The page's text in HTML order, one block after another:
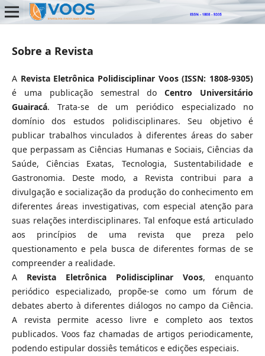
Sobre a Revista
A Revista Eletrônica Polidisciplinar Voos (ISSN: 1808-9305)
é uma publicação semestral doCentro Universitário
Guairacá. Trata-se de um periódico especializado no
domínio dos estudos polidisciplinares. Seu objetivo é
publicar trabalhos vinculados à diferentes áreas do saber
que perpassam as Ciências Humanas e Sociais, Ciências da
Saúde, Ciências Exatas, Tecnologia, Sustentabilidade e
Gastronomia. Deste modo, a Revista contribui para a
divulgação e socialização da produção do conhecimento em
diferentes áreas investigativas, com especial atenção para
suas relações interdisciplinares. Tal enfoque está articulado
aos princípios de uma revista que preza pelo
questionamento e pela busca de diferentes formas de se
compreender a realidade.
A Revista Eletrônica Polidisciplinar Voos, enquanto
periódico especializado, propõe-se como um fórum de
debates aberto à diferentes diálogos no campo da Ciência.
A revista permite acesso livre e completo aos textos
publicados. Voos faz chamadas de artigos periodicamente,
podendo estipular dossiês temáticos e edições especiais.